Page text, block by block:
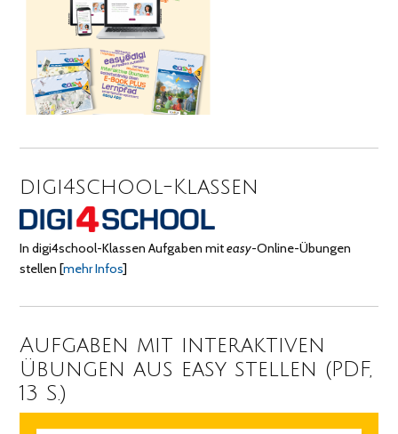
digi4school-Klassen
In digi4school-Klassen Aufgaben miteasy-Online-Übungen
stellen [mehr Infos]
Aufgaben mit interaktiven
Übungen aus easy stellen (PDF,
13 S.)